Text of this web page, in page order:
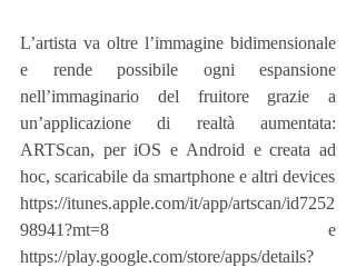
L’artista va oltre l’immagine bidimensionale
e rende possibile ogni espansione
nell’immaginario del fruitore grazie a
un’applicazione di realtà aumentata:
ARTScan, per iOS e Android e creata ad
https://itunes.apple.com/it/app/artscan/id7252
98941?mt=8 e
https://play.google.com/store/apps/details?